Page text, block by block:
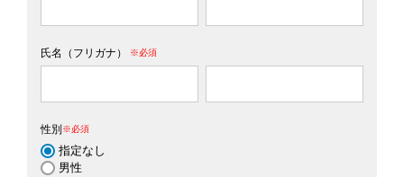
氏名（フリガナ）
(必須)
性別
(必須)
指定なし
男性